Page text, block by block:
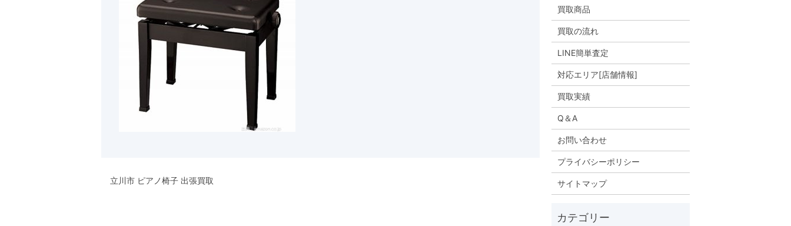
立川市 ピアノ椅子 出張買取
買取商品
買取の流れ
LINE簡単査定
対応エリア[店舗情報]
買取実績
Q＆A
お問い合わせ
プライバシーポリシー
サイトマップ